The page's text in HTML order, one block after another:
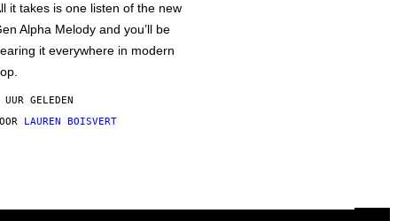
it takes is one listen of the new
Alpha Melody and you’ll be
it everywhere in modern
GELEDEN
LAUREN BOISVERT